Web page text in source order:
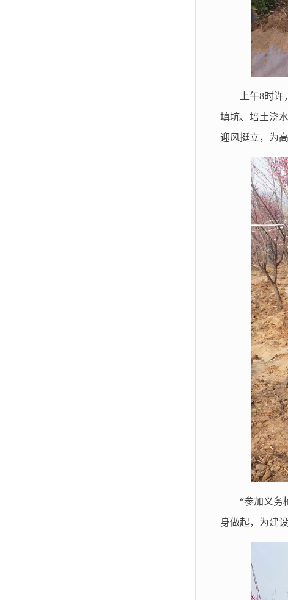
上午8时许
填坑、培土浇水
迎风挺立，为
“参加义务
身做起，为建